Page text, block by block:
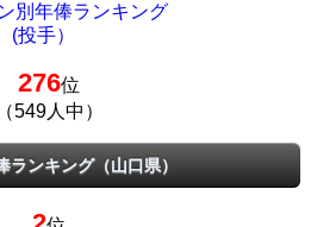
別年俸ランキング
(投手）
276位
（549人中）
ランキング（山口県）